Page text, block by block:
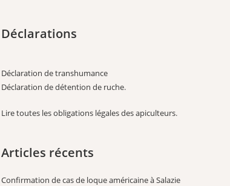
Déclarations
Déclaration de transhumance
Déclaration de détention de ruche.
Lire toutes les obligations légales des apiculteurs.
Articles récents
Confirmation de cas de loque américaine à Salazie